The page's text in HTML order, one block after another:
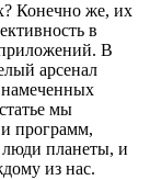
Конечно же, их
в
В
арсенал
мы
программ,
планеты, и
из нас.